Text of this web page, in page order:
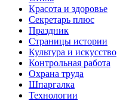
Красота и здоровье
Секретарь плюс
Праздник
Страницы истории
Культура и искусство
Контрольная работа
Охрана труда
Шпаргалка
Технологии